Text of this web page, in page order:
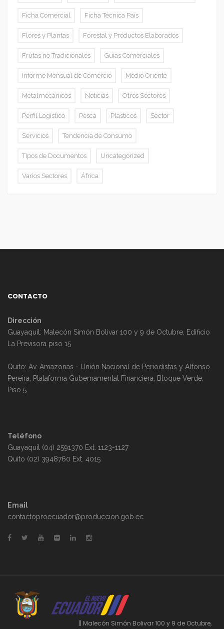
Ficha Comercial Ficha Técnica País
Flores y Plantas Forestal y Productos Elaborados
Frutas no Tradicionales Guías Comerciales
Informe Mensual de Comercio Medio Oriente
Metalmecánicos Noticias Otros Sectores
Perfil Logístico Pesca Plasticos Sector
Servicios Tendencia de Consumo
Tipos de Documentos Uncategorized
Varios Sectores África
CONTACTO
Dirección
Guayaquil: Malecón Simón Bolivar 100 y 9 de Octubre, Edificio
La Previsora piso 15
Quito: Av. Amazonas - Unión Nacional de Periodistas y Alfonso
Pereira, Plataforma Gubernamental Financiera, Bloque Verde,
Piso 5
Teléfono
Guayaquil (04) 2591370 Ext. 1123-1127
Quito (02) 3948760 Ext. 4015
Email
contactoproecuador@produccion.gob.ec
|| Malecón Simón Bolivar 100 y 9 de Octubre,